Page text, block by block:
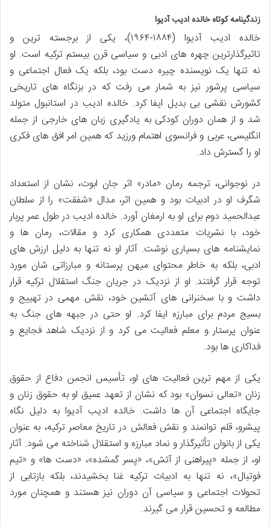
زندگینامه کوتاه خالده ادیب آدیوا
خالده ادیب آدیوا (۱۸۸۴-۱۹۶۴)، یکی از برجسته ترین و
تاثیرگذارترین چهره های ادبی و سیاسی قرن بیستم ترکیه است. او
نه تنها یک نویسنده چیره دست بود، بلکه یک فعال اجتماعی و
سیاسی پرشور نیز به شمار می رفت که در بزنگاه های تاریخی
کشورش نقشی بی بدیل ایفا کرد. خالده ادیب در استانبول متولد
شد و از همان دوران کودکی به یادگیری زبان های خارجی از جمله
انگلیسی، عربی و فرانسوی اهتمام ورزید که همین امر افق های فکری
او را گسترش داد.
در نوجوانی، ترجمه رمان «مادر» اثر جان ابوت، نشان از استعداد
شگرف او در ادبیات بود و همین اثر، مدال «شفقت» را از سلطان
عبدالحمید دوم برای او به ارمغان آورد. خالده ادیب در طول عمر پربار
خود، با نشریات متعددی همکاری کرد و مقالات، رمان ها و
نمایشنامه های بسیاری نوشت. آثار او نه تنها به دلیل ارزش های
ادبی، بلکه به خاطر محتوای میهن پرستانه و مبارزاتی شان مورد
توجه قرار گرفتند. او از نزدیک در جریان جنگ استقلال ترکیه قرار
داشت و با سخنرانی های آتشین خود، نقش مهمی در تهییج و
بسیج مردم برای مبارزه ایفا کرد. او حتی در جبهه های جنگ به
عنوان پرستار و معلم فعالیت می کرد و از نزدیک شاهد فجایع و
فداکاری ها بود.
یکی از مهم ترین فعالیت های او، تأسیس انجمن دفاع از حقوق
زنان «تعالی نسوان» بود که نشان از تعهد عمیق او به حقوق زنان و
جایگاه اجتماعی آن ها داشت. خالده ادیب آدیوا به دلیل نگاه
پیشرو، قلم توانمند و نقش فعالش در تاریخ معاصر ترکیه، به عنوان
یکی از بانوان تأثیرگذار و نماد مبارزه و استقلال شناخته می شود. آثار
او، از جمله «پیراهنی از آتش»، «پسر گمشده»، «دست ها» و «تیم
فوتبال»، نه تنها به ادبیات ترکیه غنا بخشیدند، بلکه بازتابی از
تحولات اجتماعی و سیاسی آن دوران نیز هستند و همچنان مورد
مطالعه و تحسین قرار می گیرند.